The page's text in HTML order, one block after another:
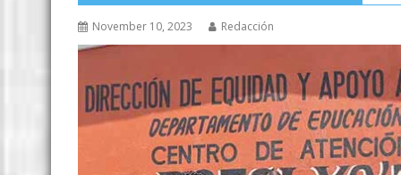
November 10, 2023 Redacción